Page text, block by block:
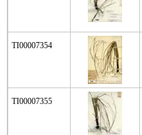
TI00007354
TI00007355